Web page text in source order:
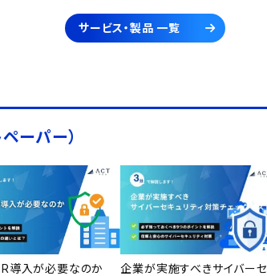
サービス・製品 一覧
ーパー）
導入が必要なのか
企業が実施すべきサイバーセ